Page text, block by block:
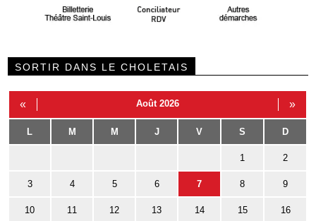
SORTIR DANS LE CHOLETAIS
« Août 2026 »
L M M J V S D
1 2
3 4 5 6 7 8 9
10 11 12 13 14 15 16